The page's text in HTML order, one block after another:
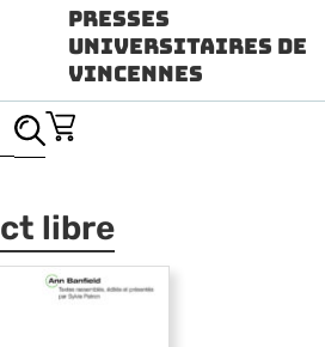
Presses
Universitaires de
Vincennes
libre